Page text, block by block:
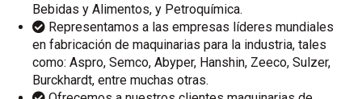
Bebidas y Alimentos, y Petroquímica.
Representamos a las empresas líderes mundiales
en fabricación de maquinarias para la industria, tales
como: Aspro, Semco, Abyper, Hanshin, Zeeco, Sulzer,
Burckhardt, entre muchas otras.